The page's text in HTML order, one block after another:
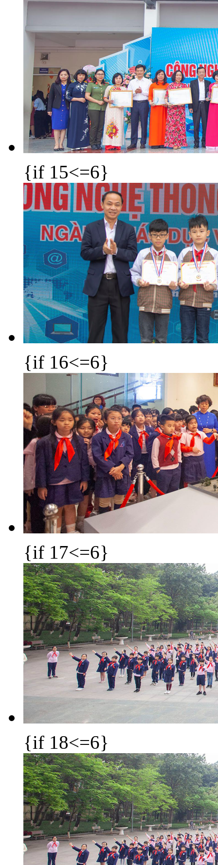
{if 15<=6}
{if 16<=6}
{if 17<=6}
{if 18<=6}